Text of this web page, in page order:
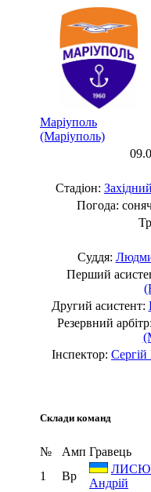
Маріуполь
(Маріуполь)
Стадіон:
Погода:
Суддя:
Перший
Другий асистент:
Резервний арбітр:
Інспектор:
Склади команд
№ Амп Гравець
1
Вр
Андрій